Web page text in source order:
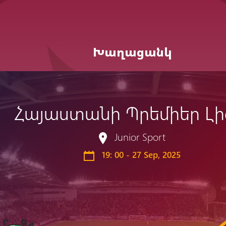
Ակադեմիայի
կառուցվածքը
Փյունիկ 2009
Փյունիկ 2011-1
Փյունիկ 2011-2
Փյունիկ 2012-1
Ընդունելություն
2021թթ.
համար
Խաղացանկ
Հայաստանի Պրեմիեր
Junior Sport
19: 00 - 27 Sep, 2025